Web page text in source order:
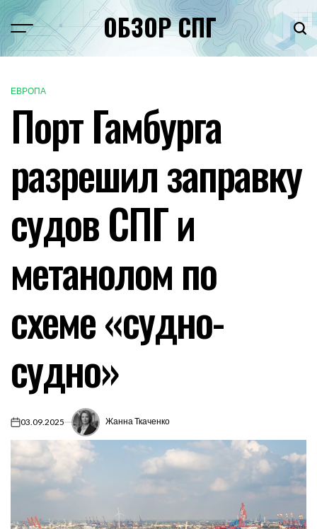
Перейти
к
содержимому
Меню ОБЗОР СПГ
ОПУБЛИКОВАНО
В
ЕВРОПА
Порт Гамбурга
разрешил заправку
судов СПГ и
метанолом по
схеме «судно-
судно»
on03.09.2025 Жанна Ткаченко